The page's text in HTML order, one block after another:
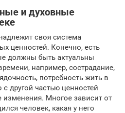
и духовные
своя система
ценностей. Конечно, есть
должны быть актуальны
например, сострадание,
потребность жить в
другой частью ценностей
изменения. Многое зависит от
человек, какая у него